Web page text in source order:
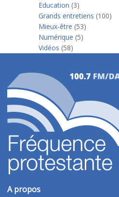
Education (3)
Grands entretiens (100)
Mieux-être (53)
Numérique (5)
Vidéos (58)
A propos